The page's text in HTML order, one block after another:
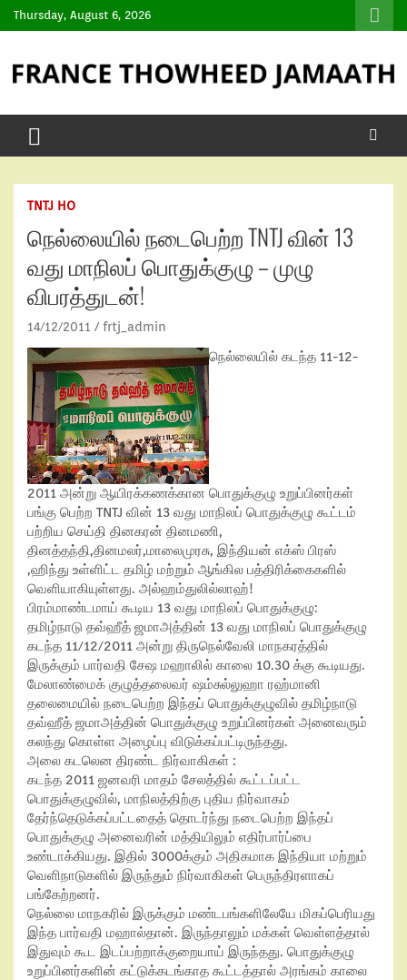
Thursday, August 6, 2026
TNTJ HO
நெல்லையில் நடைபெற்ற TNTJ வின் 13
வது மாநிலப் பொதுக்குழு – முழு
விபரத்துடன்!
14/12/2011 frtj_admin
நெல்லையில் கடந்த 11-12-
2011 அன்று ஆயிரக்கணக்கான பொதுக்குழு உறுப்பினர்கள்
பங்கு பெற்ற TNTJ வின் 13 வது மாநிலப் பொதுக்குழு கூட்டம்
பற்றிய செய்தி தினகரன் தினமணி,
தினத்தந்தி,தினமலர்,மாலைமுரசு, இந்தியன் எக்ஸ் பிரஸ்
,ஹிந்து உள்ளிட்ட தமிழ் மற்றும் ஆங்கில பத்திரிக்கைகளில்
வெளியாகியுள்ளது. அல்ஹம்துலில்லாஹ்!
பிரம்மாண்டமாய் கூடிய 13 வது மாநிலப் பொதுக்குழு:
தமிழ்நாடு தவ்ஹீத் ஜமாஅத்தின் 13 வது மாநிலப் பொதுக்குழு
கடந்த 11/12/2011 அன்று திருநெல்வேலி மாநகரத்தில்
இருக்கும் பார்வதி சேஷ மஹாலில் காலை 10.30 க்கு கூடியது.
மேலாண்மைக் குழுத்தலைவர் ஷம்சுல்லுஹா ரஹ்மானி
தலைமையில் நடைபெற்ற இந்தப் பொதுக்குழுவில் தமிழ்நாடு
தவ்ஹீத் ஜமாஅத்தின் பொதுக்குழு உறுப்பினர்கள் அனைவரும்
கலந்து கொள்ள அழைப்பு விடுக்கப்பட்டிருந்தது.
அலை கடலென திரண்ட நிர்வாகிகள் :
கடந்த 2011 ஜனவரி மாதம் சேலத்தில் கூட்டப்பட்ட
பொதுக்குழுவில், மாநிலத்திற்கு புதிய நிர்வாகம்
தேர்ந்தெடுக்கப்பட்டதைத் தொடர்ந்து நடைபெற்ற இந்தப்
பொதுக்குழு அனைவரின் மத்தியிலும் எதிர்பார்ப்பை
உண்டாக்கியது. இதில் 3000க்கும் அதிகமாக இந்தியா மற்றும்
வெளிநாடுகளில் இருந்தும் நிர்வாகிகள் பெருந்திரளாகப்
பங்கேற்றனர்.
நெல்லை மாநகரில் இருக்கும் மண்டபங்களிலேயே மிகப்பெரியது
இந்த பார்வதி மஹால்தான். இருந்தாலும் மக்கள் வெள்ளத்தால்
இதுவும் கூட இடப்பற்றாக்குறையாய் இருந்தது. பொதுக்குழு
உறுப்பினர்களின் கட்டுக்கடங்காத கூட்டத்தால் அரங்கம் காலை